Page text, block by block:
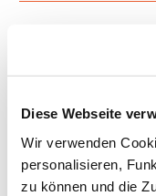
Diese Webseite
Wir verwenden
personalisieren,
zu können und die
RZS
RZKm